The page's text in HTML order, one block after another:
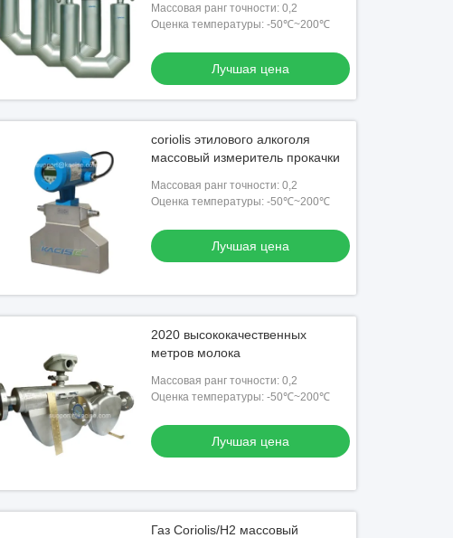
Массовая ранг точности: 0,2
Оценка температуры: -50℃~200℃
Лучшая цена
coriolis этилового алкоголя
массовый измеритель прокачки
Массовая ранг точности: 0,2
Оценка температуры: -50℃~200℃
Лучшая цена
2020 высококачественных
метров молока
Массовая ранг точности: 0,2
Оценка температуры: -50℃~200℃
Лучшая цена
Газ Coriolis/H2 массовый